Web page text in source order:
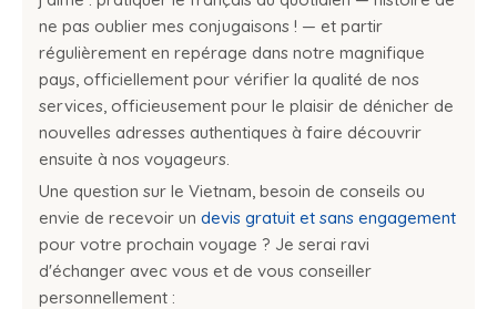
ne pas oublier mes conjugaisons ! — et partir
régulièrement en repérage dans notre magnifique
pays, officiellement pour vérifier la qualité de nos
services, officieusement pour le plaisir de dénicher de
nouvelles adresses authentiques à faire découvrir
ensuite à nos voyageurs.
Une question sur le Vietnam, besoin de conseils ou
envie de recevoir un devis gratuit et sans engagement
pour votre prochain voyage ? Je serai ravi
d'échanger avec vous et de vous conseiller
personnellement :